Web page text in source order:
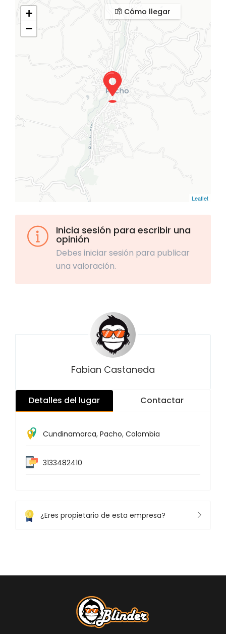
+
−
Leaflet
Cómo llegar
Inicia sesión para escribir una
opinión
Debes iniciar sesión para publicar
una valoración.
Fabian Castaneda
Detalles del lugar Contactar
Cundinamarca, Pacho, Colombia
3133482410
¿Eres propietario de esta empresa?